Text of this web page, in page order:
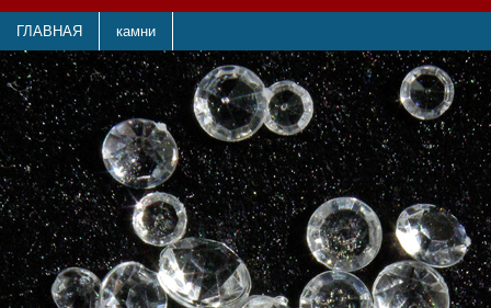
ГЛАВНАЯ камни